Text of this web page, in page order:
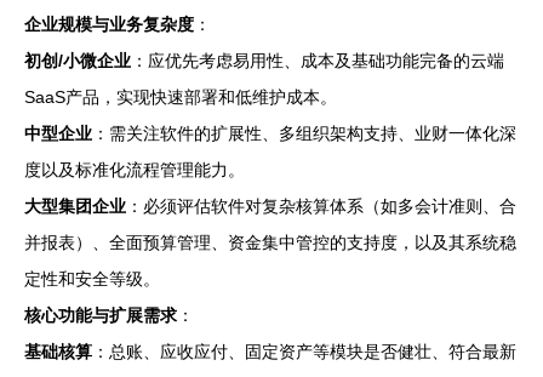
企业规模与业务复杂度 ：
初创/小微企业 ：应优先考虑易用性、成本及基础功能完备的云端
SaaS产品，实现快速部署和低维护成本。
中型企业 ：需关注软件的扩展性、多组织架构支持、业财一体化深
度以及标准化流程管理能力。
大型集团企业 ：必须评估软件对复杂核算体系（如多会计准则、合
并报表）、全面预算管理、资金集中管控的支持度，以及其系统稳
定性和安全等级。
核心功能与扩展需求 ：
基础核算 ：总账、应收应付、固定资产等模块是否健壮、符合最新